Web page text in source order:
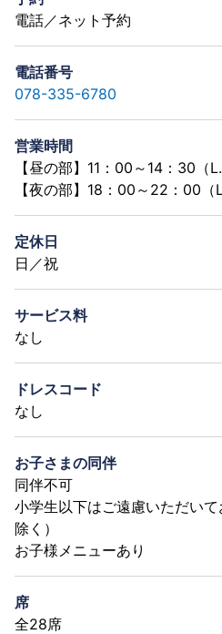
電話／ネット予約
電話番号
078-335-6780
営業時間
【昼の部】11：00～14：30（
【夜の部】18：00～22：00（
定休日
日／祝
サービス料
なし
ドレスコード
なし
お子さまの同伴
同伴不可
小学生以下はご遠慮いただい
除く）
お子様メニューあり
席
全28席